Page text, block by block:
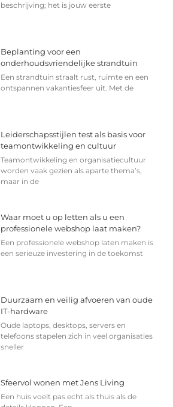
beschrijving; het is jouw eerste
Beplanting voor een
onderhoudsvriendelijke strandtuin
Een strandtuin straalt rust, ruimte en een
ontspannen vakantiesfeer uit. Met de
Leiderschapsstijlen test als basis voor
teamontwikkeling en cultuur
Teamontwikkeling en organisatiecultuur
worden vaak gezien als aparte thema’s,
maar in de
Waar moet u op letten als u een
professionele webshop laat maken?
Een professionele webshop laten maken is
een serieuze investering in de toekomst
Duurzaam en veilig afvoeren van oude
IT-hardware
Oude laptops, desktops, servers en
telefoons stapelen zich in veel organisaties
sneller
Sfeervol wonen met Jens Living
Een huis voelt pas echt als thuis als de